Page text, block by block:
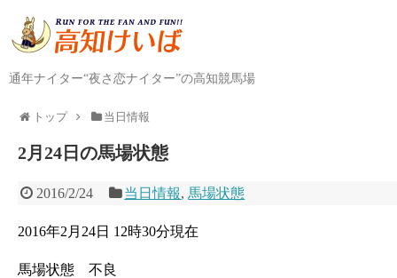
通年ナイター“夜さ恋ナイター”の高知競馬場
トップ 当日情報
2月24日の馬場状態
2016/2/24 当日情報, 馬場状態
2016年2月24日 12時30分現在
馬場状態 不良